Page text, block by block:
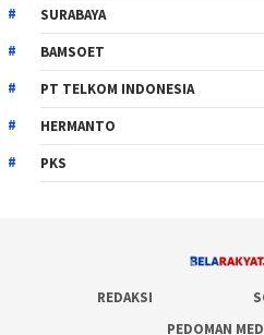
SURABAYA
BAMSOET
PT TELKOM INDONESIA
HERMANTO
PKS
REDAKSI
PEDOMAN